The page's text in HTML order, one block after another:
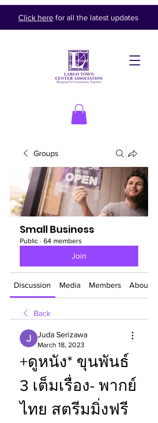
Click herefor all the latest updates
Groups
Small Business
Public · 64 members
Join
Discussion Media Members About
Back
Juda Serizawa
March 18, 2023
+ดูหนัง* ขุนพันธ์
3 เต็มเรื่อง- พากย์
ไทย สตรีมมิ่งฟรี